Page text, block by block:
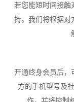
若您能短时间接触
持。我们将根据对
开通终身会员后，
方的手机型号及